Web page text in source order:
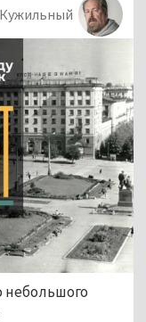
небольшого